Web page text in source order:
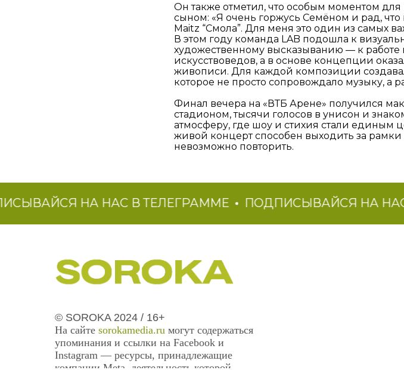
Он также отметил, что особым моментом для
сыном: «Я очень горжусь Семёном и рад,
Maitz “Смола”. Для меня это один из самых
В этом году команда LAB подошла к
художественному высказыванию — к
искусствоведов, а в основе концепции
живописи. Для каждой композиции
которое не просто сопровождало музыку, а
Финал вечера на «ВТБ Арене» получился
стадионом, тысячи голосов в унисон и
атмосферу, где шоу и стихия стали единым
живой концерт способен выходить за рамки
невозможно повторить.
НА НАС В ТЕЛЕГРАММЕ ПОДПИСЫВАЙСЯ НА НАС В
© SOROKA 2024 / 16+
На сайте sorokamedia.ru могут содержаться
упоминания и ссылки на Facebook и
Instagram — ресурсы, принадлежащие
компании Meta, деятельность которой